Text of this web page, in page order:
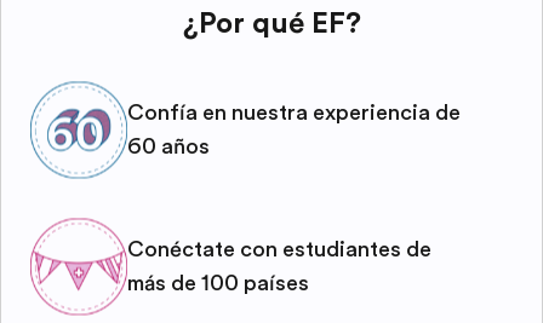
¿Por qué EF?
Confía en nuestra experiencia de
60 años
Conéctate con estudiantes de
más de 100 países